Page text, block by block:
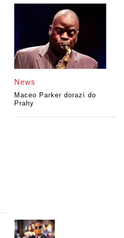
News
Maceo Parker dorazí do
Prahy